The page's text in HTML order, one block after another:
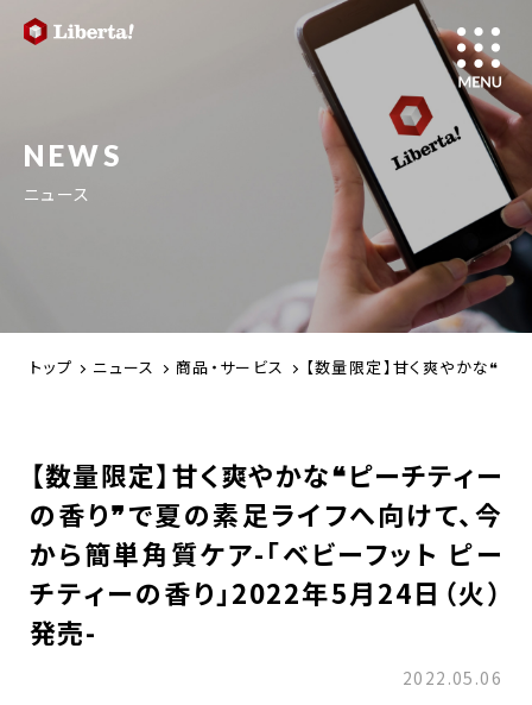
NEWS
ニュース
トップ ニュース 商品・サービス 【数量限定】甘く爽やかな❝ピ
【数量限定】甘く爽やかな❝ピーチティー
の香り❞で夏の素足ライフへ向けて、今
から簡単角質ケア-「ベビーフット ピー
チティーの香り」2022年5月24日（火）
発売-
2022.05.06